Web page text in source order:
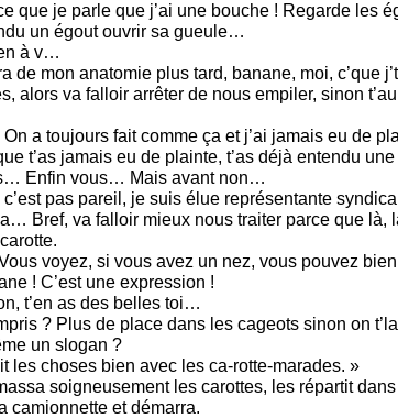
que je parle que j’ai une bouche ! Regarde les
un égout ouvrir sa gueule…
à v…
de mon anatomie plus tard, banane, moi, c’que
alors va falloir arrêter de nous empiler, sinon
a toujours fait comme ça et j’ai jamais eu de
t’as jamais eu de plainte, t’as déjà entendu
Enfin vous… Mais avant non…
pas pareil, je suis élue représentante
Bref, va falloir mieux nous traiter parce que là,
voyez, si vous avez un nez, vous pouvez
! C’est une expression !
t’en as des belles toi…
? Plus de place dans les cageots sinon on
un slogan ?
les choses bien avec les ca-rotte-marades. »
soigneusement les carottes, les répartit
camionnette et démarra.